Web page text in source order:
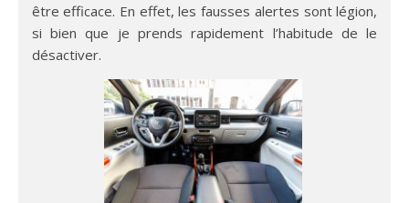
être efficace. En effet, les fausses alertes sont légion,
si bien que je prends rapidement l’habitude de le
désactiver.